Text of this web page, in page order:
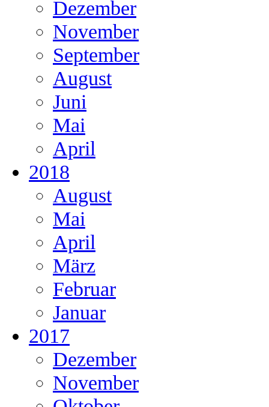
Dezember
November
September
August
Juni
Mai
April
2018
August
Mai
April
März
Februar
Januar
2017
Dezember
November